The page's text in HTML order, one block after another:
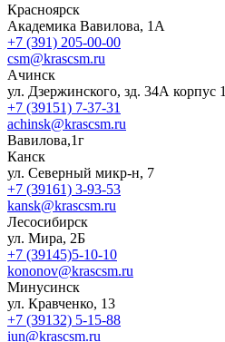
Красноярск
Академика Вавилова, 1А
+7 (391) 205-00-00
csm@krascsm.ru
Ачинск
ул. Дзержинского, зд. 34А корпус 1
+7 (39151) 7-37-31
achinsk@krascsm.ru
Вавилова,1г
Канск
ул. Северный микр-н, 7
+7 (39161) 3-93-53
kansk@krascsm.ru
Лесосибирск
ул. Мира, 2Б
+7 (39145)5-10-10
kononov@krascsm.ru
Минусинск
ул. Кравченко, 13
+7 (39132) 5-15-88
iun@krascsm.ru